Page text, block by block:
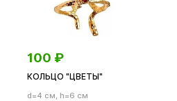
100 ₽
КОЛЬЦО "ЦВЕТЫ"
d=4 см, h=6 см